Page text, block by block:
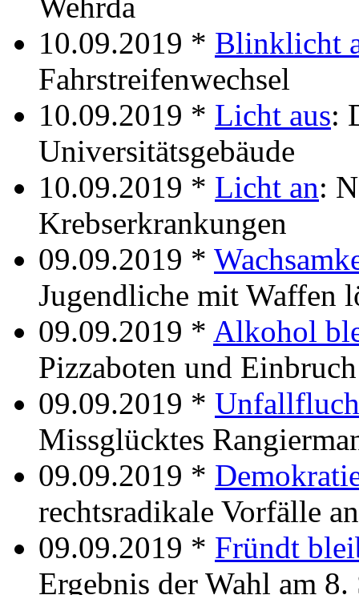
10.09.2019 * Blinklicht
Fahrstreifenwechsel
10.09.2019 * Licht aus:
Universitätsgebäude
10.09.2019 * Licht an:
Krebserkrankungen
09.09.2019 *
Jugendliche mit Waffen
09.09.2019 * Alkohol
Pizzaboten und Einbruch
09.09.2019 *
Missglücktes
09.09.2019 *
rechtsradikale Vorfälle
09.09.2019 * Fründt
Ergebnis der Wahl am 8.